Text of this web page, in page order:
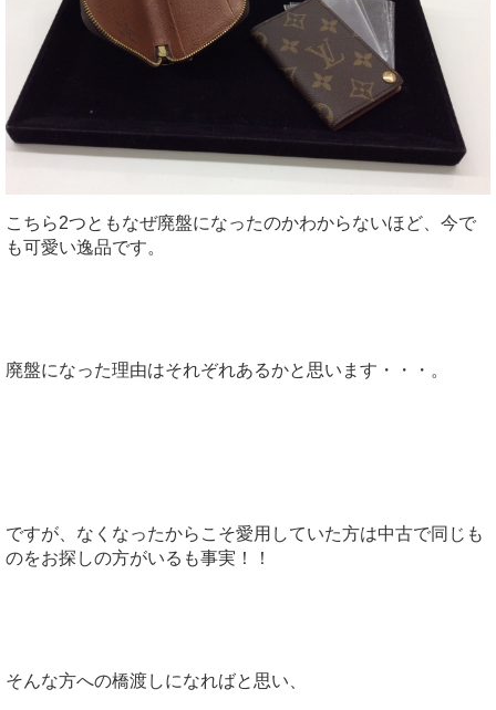
こちら2つともなぜ廃盤になったのかわからないほど、今で
も可愛い逸品です。
廃盤になった理由はそれぞれあるかと思います・・・。
ですが、なくなったからこそ愛用していた方は中古で同じも
のをお探しの方がいるも事実！！
そんな方への橋渡しになればと思い、